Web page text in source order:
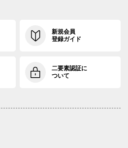
新規会員
登録ガイド
二要素認証に
ついて